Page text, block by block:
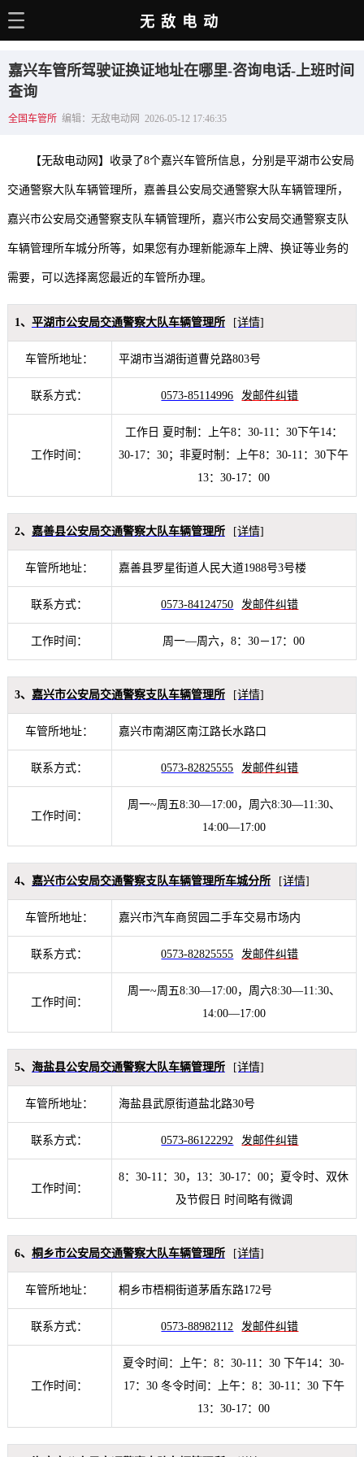
电动百科
电车资讯
电车手册
选车推荐
充电站
用车百科
经销商
无敌电动
嘉兴车管所驾驶证换证地址在哪里-咨询电话-上班时间
查询
全国车管所 编辑：无敌电动网 2026-05-12 17:46:35
【无敌电动网】收录了8个嘉兴车管所信息，分别是平湖市公安局
交通警察大队车辆管理所，嘉善县公安局交通警察大队车辆管理所，
嘉兴市公安局交通警察支队车辆管理所，嘉兴市公安局交通警察支队
车辆管理所车城分所等，如果您有办理新能源车上牌、换证等业务的
需要，可以选择离您最近的车管所办理。
1、 平湖市公安局交通警察大队车辆管理所 [详情]
车管所地址： 平湖市当湖街道曹兑路803号
联系方式： 0573-85114996 发邮件纠错
工作时间：
工作日 夏时制：上午8：30-11：30下午14：
30-17：30；非夏时制：上午8：30-11：30下午
13：30-17：00
2、 嘉善县公安局交通警察大队车辆管理所 [详情]
车管所地址： 嘉善县罗星街道人民大道1988号3号楼
联系方式： 0573-84124750 发邮件纠错
工作时间： 周一—周六，8：30－17：00
3、 嘉兴市公安局交通警察支队车辆管理所 [详情]
车管所地址： 嘉兴市南湖区南江路长水路口
联系方式： 0573-82825555 发邮件纠错
工作时间：
周一~周五8:30—17:00，周六8:30—11:30、
14:00—17:00
4、 嘉兴市公安局交通警察支队车辆管理所车城分所 [详情]
车管所地址： 嘉兴市汽车商贸园二手车交易市场内
联系方式： 0573-82825555 发邮件纠错
工作时间：
周一~周五8:30—17:00，周六8:30—11:30、
14:00—17:00
5、 海盐县公安局交通警察大队车辆管理所 [详情]
车管所地址： 海盐县武原街道盐北路30号
联系方式： 0573-86122292 发邮件纠错
工作时间：
8：30-11：30，13：30-17：00；夏令时、双休
及节假日 时间略有微调
6、 桐乡市公安局交通警察大队车辆管理所 [详情]
车管所地址： 桐乡市梧桐街道茅盾东路172号
联系方式： 0573-88982112 发邮件纠错
工作时间：
夏令时间：上午：8：30-11：30 下午14：30-
17：30 冬令时间：上午：8：30-11：30 下午
13：30-17：00